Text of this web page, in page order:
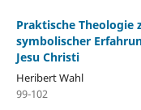
Praktische Theologie
symbolischer
Jesu Christi
Heribert Wahl
99-102